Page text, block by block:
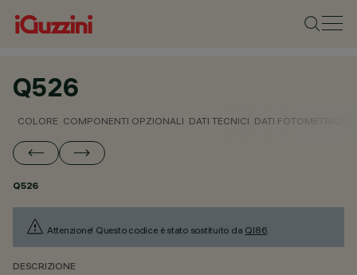
Q526
COLORE COMPONENTI OPZIONALI DATI TECNICI DATI FOTOMETRICI
Q526
Attenzione! Questo codice è stato sostituito da QI86.
DESCRIZIONE